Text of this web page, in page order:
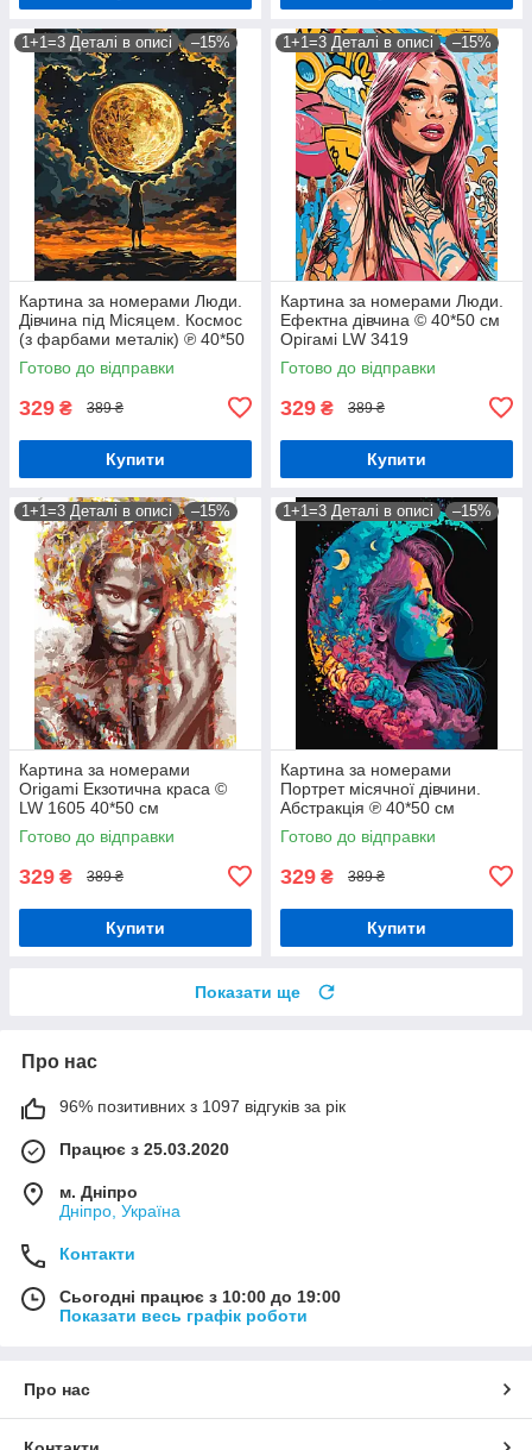
1+1=3 Деталі в описі –15%
Картина за номерами Люди.
Дівчина під Місяцем. Космос
(з фарбами металік) ℗ 40*50
см Орігамі LW 3401
Готово до відправки
329 ₴ 389 ₴
Купити
1+1=3 Деталі в описі –15%
Картина за номерами Люди.
Ефектна дівчина © 40*50 см
Орігамі LW 3419
Готово до відправки
329 ₴ 389 ₴
Купити
1+1=3 Деталі в описі –15%
Картина за номерами
Origami Екзотична краса ©
LW 1605 40*50 см
Готово до відправки
329 ₴ 389 ₴
Купити
1+1=3 Деталі в описі –15%
Картина за номерами
Портрет місячної дівчини.
Абстракція ℗ 40*50 см
Орігамі LW 31640
Готово до відправки
329 ₴ 389 ₴
Купити
Показати ще
Про нас
96% позитивних з 1097 відгуків за рік
Працює з 25.03.2020
м. Дніпро
Дніпро, Україна
Контакти
Сьогодні працює з 10:00 до 19:00
Показати весь графік роботи
Про нас